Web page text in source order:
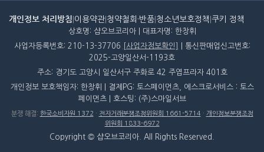
개인정보 처리방침 이용약관 청약철회·반품 청소년보호정책 쿠키 정책
상호명: 샵오브코리아 | 대표자명: 한창휘
사업자등록번호: 210-13-37706
[사업자정보확인]
| 통신판매업신고번호:
2025-고양일산서-1193호
주소: 경기도 고양시 일산서구 주화로 42 주엽프라자 401호
개인정보 보호책임자: 한창휘 | 결제PG: 토스페이먼츠, 에스크로서비스 : 토스
페이먼츠 | 호스팅: (주)스마일서브
분쟁 해결: 한국소비자원 1372 · 전자거래분쟁조정위원회 1661-5714 · 개인정보분쟁조정
위원회 1833-6972
Copyright © 샵오브코리아. All Rights Reserved.